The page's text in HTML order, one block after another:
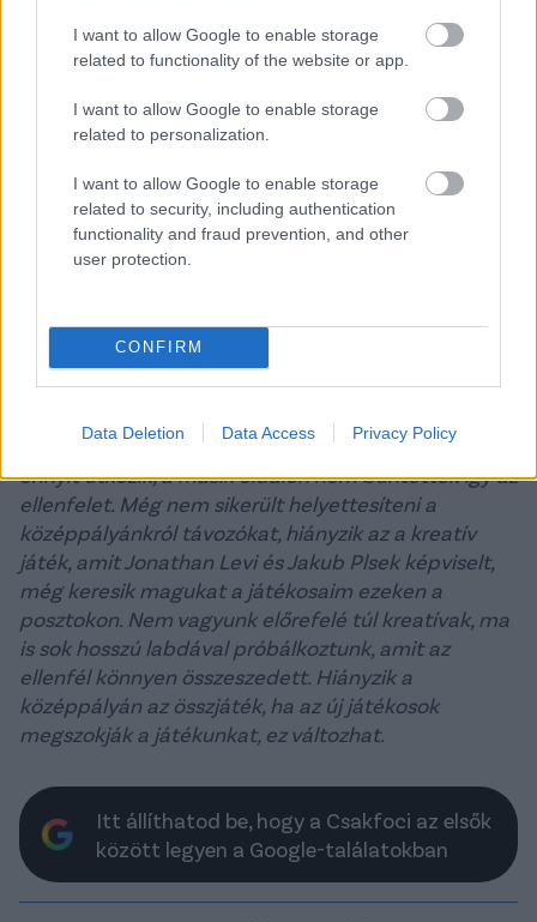
I want to allow Google to enable storage
related to functionality of the website or app.
I want to allow Google to enable storage
related to personalization.
I want to allow Google to enable storage
related to security, including authentication
functionality and fraud prevention, and other
user protection.
CONFIRM
Data Deletion Data Access Privacy Policy
elkönnyelműsködtük. Nem volt sok helyzetünk, de
ha előnybe tudtunk volna kerülni, akkor nagyobb
esélyünk lett volna, a kiállítás miatt azonban
hátrányba kerültünk. Ott úgy tűnt, eldőlt a
sikerült, az ellenfél jó játékossal erősített a kispadról
és 0-2 után már nehéz volt fordítani
emberhátrányban. Gondolkodtam Colley cseréjén,
azt gondoltam, hogy a 70. perc körül Németh András
szabálytalanság volt a másik oldalon 5-6 is, azokat
sárga lap nélkül hagyta a játékvezető, szerintem
nem volt szándékos Colleytól, szigorúak voltak ma
vele a bírók, minden megmozdulását sárga lappal
büntették. Nem akarom őt védeni, de egy csatár
ennyit ütközik, a másik oldalon nem büntették így az
ellenfelet. Még nem sikerült helyettesíteni a
középpályánkról távozókat, hiányzik az a kreatív
játék, amit Jonathan Levi és Jakub Plsek képviselt,
még keresik magukat a játékosaim ezeken a
posztokon. Nem vagyunk előrefelé túl kreatívak, ma
is sok hosszú labdával próbálkoztunk, amit az
ellenfél könnyen összeszedett. Hiányzik a
középpályán az összjáték, ha az új játékosok
megszokják a játékunkat, ez változhat.
Itt állíthatod be, hogy a Csakfoci az elsők
között legyen a Google-találatokban